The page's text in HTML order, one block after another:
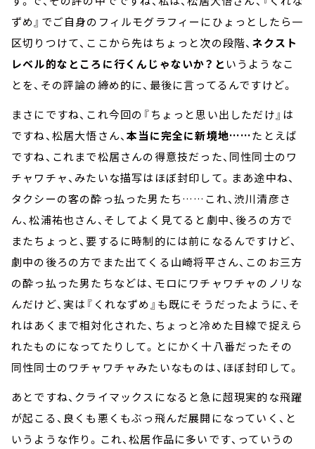
ずめ』でご自身のフィルモグラフィーにひょっとしたら一
区切りつけて、ここから先はちょっと次の段階、 ネクスト
レベル的なところに行くんじゃないか？と いうようなこ
とを、その評論の締め的に、最後に言ってるんですけど。
まさにですね、これ今回の『ちょっと思い出しただけ』は
ですね、松居大悟さん、本当に完全に新境地……たとえば
ですね、これまで松居さんの得意技だった、同性同士のワ
チャワチャ、みたいな描写はほぼ封印して。まあ途中ね、
タクシーの客の酔っ払った男たち……これ、渋川清彦さ
ん、松浦祐也さん、そしてよく見てると劇中、後ろの方で
またちょっと、要するに時制的には前になるんですけど、
劇中の後ろの方でまた出てくる山崎将平さん、このお三方
の酔っ払った男たちなどは、モロにワチャワチャのノリな
んだけど、実は『くれなずめ』も既にそうだったように、そ
れはあくまで相対化された、ちょっと冷めた目線で捉えら
れたものになってたりして。とにかく十八番だったその
同性同士のワチャワチャみたいなものは、ほぼ封印して。
あとですね、クライマックスになると急に超現実的な飛躍
が起こる、良くも悪くもぶっ飛んだ展開になっていく、と
いうような作り。これ、松居作品に多いです、っていうの